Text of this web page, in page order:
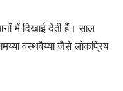
में दिखाई देती हैं। साल
वस्थवैय्या जैसे लोकप्रिय